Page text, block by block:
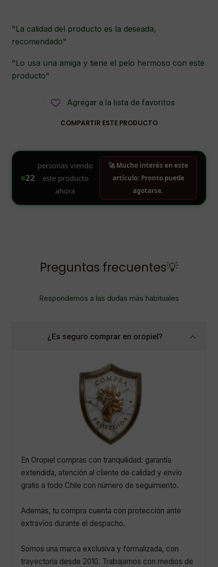
"La calidad del producto es la deseada,
recomendado"
"Lo usa una amiga y tiene el pelo hermoso con este
producto"
Agregar a la lista de favoritos
COMPARTIR ESTE PRODUCTO
Preguntas frecuentes💡
Respondemos a las dudas más habituales
¿Es seguro comprar en oropiel?
En Oropiel compras con tranquilidad: garantía
extendida, atención al cliente de calidad y envío
gratis a todo Chile con número de seguimiento.
Además, tu compra cuenta con protección ante
extravíos durante el despacho.
Somos una marca exclusiva y formalizada, con
trayectoria desde 2010. Trabajamos con medios de